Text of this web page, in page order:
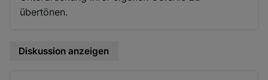
übertönen.
Diskussion anzeigen